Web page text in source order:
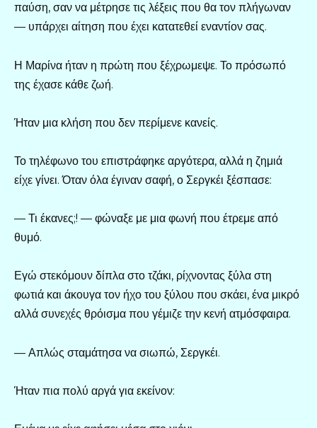
παύση, σαν να μέτρησε τις λέξεις που θα τον πλήγωναν
— υπάρχει αίτηση που έχει κατατεθεί εναντίον σας.
Η Μαρίνα ήταν η πρώτη που ξέχρωμεψε. Το πρόσωπό
της έχασε κάθε ζωή.
Ήταν μια κλήση που δεν περίμενε κανείς.
Το τηλέφωνο του επιστράφηκε αργότερα, αλλά η ζημιά
είχε γίνει. Όταν όλα έγιναν σαφή, ο Σεργκέι ξέσπασε:
— Τι έκανες;! — φώναξε με μια φωνή που έτρεμε από
θυμό.
Εγώ στεκόμουν δίπλα στο τζάκι, ρίχνοντας ξύλα στη
φωτιά και άκουγα τον ήχο του ξύλου που σκάει, ένα μικρό
αλλά συνεχές θρόισμα που γέμιζε την κενή ατμόσφαιρα.
— Απλώς σταμάτησα να σιωπώ, Σεργκέι.
Ήταν πια πολύ αργά για εκείνον: